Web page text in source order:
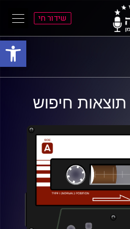
פתח
שידור חי
חיפוש